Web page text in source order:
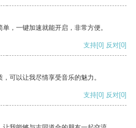
，一键加速就能开启，非常方便。
支持[0] 反对[0]
可以让我尽情享受音乐的魅力。
支持[0] 反对[0]